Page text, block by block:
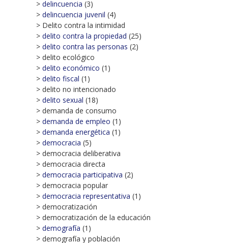
> delincuencia (3)
> delincuencia juvenil (4)
> Delito contra la intimidad
> delito contra la propiedad (25)
> delito contra las personas (2)
> delito ecológico
> delito económico (1)
> delito fiscal (1)
> delito no intencionado
> delito sexual (18)
> demanda de consumo
> demanda de empleo (1)
> demanda energética (1)
> democracia (5)
> democracia deliberativa
> democracia directa
> democracia participativa (2)
> democracia popular
> democracia representativa (1)
> democratización
> democratización de la educación
> demografía (1)
> demografía y población